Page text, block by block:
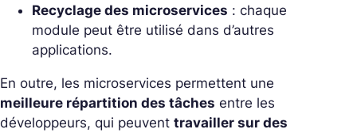
Recyclage des microservices : chaque
module peut être utilisé dans d’autres
applications.
En outre, les microservices permettent une
meilleure répartition des tâches entre les
développeurs, qui peuvent travailler sur des